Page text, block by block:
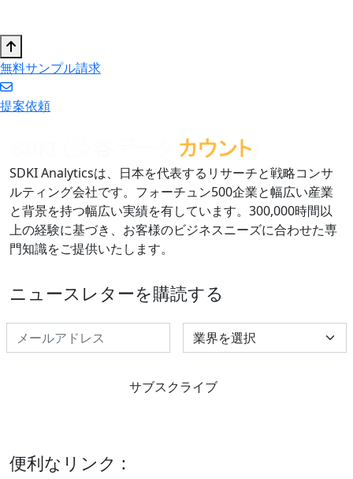
無料サンプル請求
提案依頼
SDKI Analyticsは、日本を代表するリサーチと戦略コンサ
ルティング会社です。フォーチュン500企業と幅広い産業
と背景を持つ幅広い実績を有しています。300,000時間以
上の経験に基づき、お客様のビジネスニーズに合わせた専
門知識をご提供いたします。
ニュースレターを購読する
Select Industry
サブスクライブ
便利なリンク :